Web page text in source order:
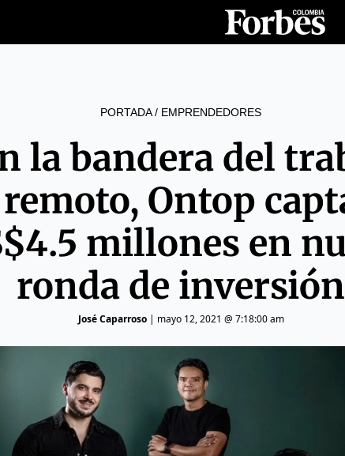
PORTADA/ EMPRENDEDORES
la bandera del
remoto, Ontop
millones en
ronda de inversión
José Caparroso| mayo 12, 2021 @ 7:18:00 am